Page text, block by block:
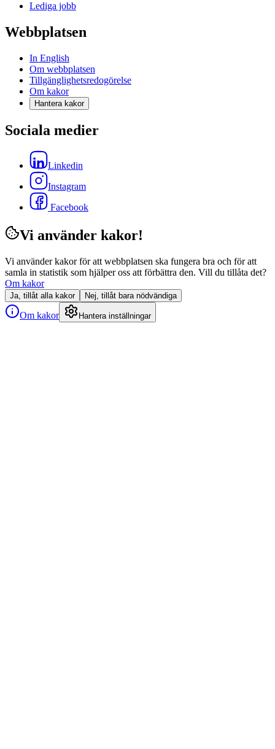
Lediga jobb
Webbplatsen
In English
Om webbplatsen
Tillgänglighetsredogörelse
Om kakor
Hantera kakor
Sociala medier
Linkedin
Instagram
Facebook
Vi använder kakor!
Vi använder kakor för att webbplatsen ska fungera bra och för att
samla in statistik som hjälper oss att förbättra den. Vill du tillåta det?
Om kakor
Ja, tillåt alla kakor Nej, tillåt bara nödvändiga
Om kakor Hantera inställningar